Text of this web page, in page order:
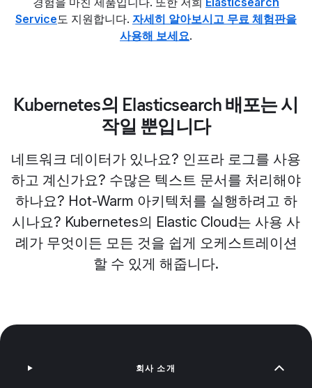
Service도 지원합니다. 자세히 알아보시고 무료 체험판을
사용해 보세요.
Kubernetes의 Elasticsearch 배포는 시
작일 뿐입니다
네트워크 데이터가 있나요? 인프라 로그를 사용
하고 계신가요? 수많은 텍스트 문서를 처리해야
하나요? Hot-Warm 아키텍처를 실행하려고 하
시나요? Kubernetes의 Elastic Cloud는 사용 사
례가 무엇이든 모든 것을 쉽게 오케스트레이션
할 수 있게 해줍니다.
회사 소개